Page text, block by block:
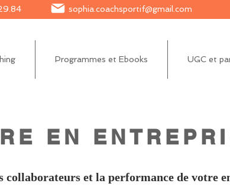
Programmes et Ebooks UGC et
sophia.coachsportif@gmail.com
EN
collaborateurs et la performance de votre